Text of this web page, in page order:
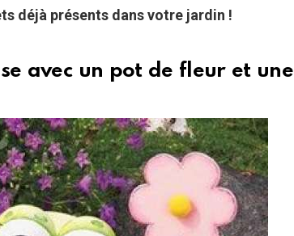
déjà présents dans votre jardin !
avec un pot de fleur et une